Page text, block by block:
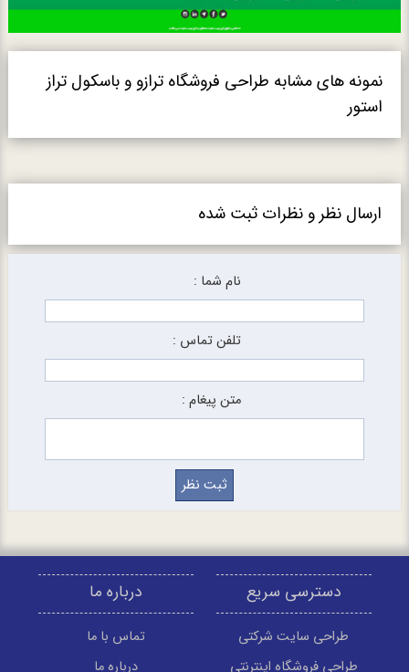
نمونه های مشابه طراحی فروشگاه ترازو و باسکول تراز
استور
ارسال نظر و نظرات ثبت شده
نام شما :
تلفن تماس :
متن پیغام :
دسترسی سریع
طراحی سایت شرکتی
طراحی فروشگاه اینترنتی
درباره ما
تماس با ما
درباره ما